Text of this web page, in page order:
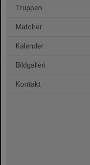
Truppen
Matcher
Kalender
Bildgalleri
Kontakt